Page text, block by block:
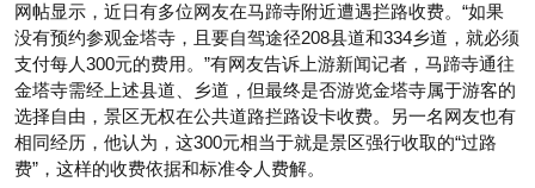
网帖显示，近日有多位网友在马蹄寺附近遭遇拦路收费。“如果
没有预约参观金塔寺，且要自驾途径208县道和334乡道，就必须
支付每人300元的费用。”有网友告诉上游新闻记者，马蹄寺通往
金塔寺需经上述县道、乡道，但最终是否游览金塔寺属于游客的
选择自由，景区无权在公共道路拦路设卡收费。另一名网友也有
相同经历，他认为，这300元相当于就是景区强行收取的“过路
费”，这样的收费依据和标准令人费解。